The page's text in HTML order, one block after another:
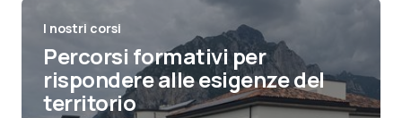
I nostri corsi
Percorsi formativi per
rispondere alle esigenze del
territorio